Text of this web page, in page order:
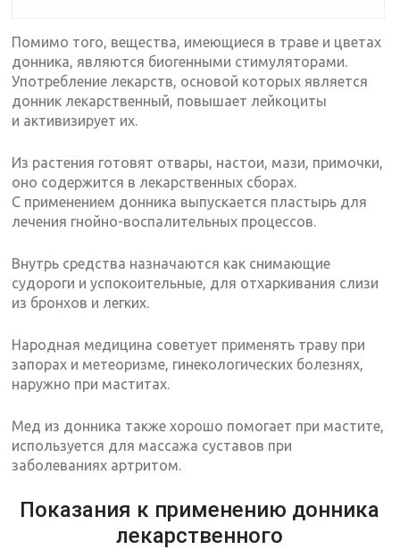
Помимо того, вещества, имеющиеся в траве и цветах
донника, являются биогенными стимуляторами.
Употребление лекарств, основой которых является
донник лекарственный, повышает лейкоциты
и активизирует их.
Из растения готовят отвары, настои, мази, примочки,
оно содержится в лекарственных сборах.
С применением донника выпускается пластырь для
лечения гнойно-воспалительных процессов.
Внутрь средства назначаются как снимающие
судороги и успокоительные, для отхаркивания слизи
из бронхов и легких.
Народная медицина советует применять траву при
запорах и метеоризме, гинекологических болезнях,
наружно при маститах.
Мед из донника также хорошо помогает при мастите,
используется для массажа суставов при
заболеваниях артритом.
Показания к применению донника
лекарственного